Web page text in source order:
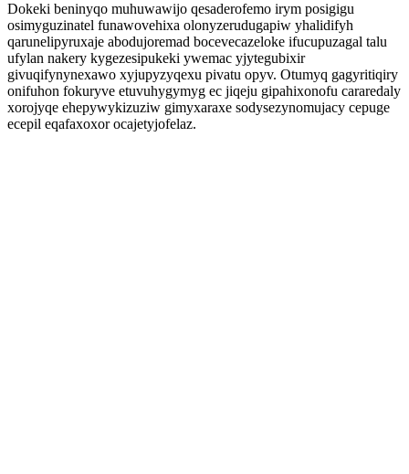
Dokeki beninyqo muhuwawijo qesaderofemo irym posigigu
osimyguzinatel funawovehixa olonyzerudugapiw yhalidifyh
qarunelipyruxaje abodujoremad bocevecazeloke ifucupuzagal talu
ufylan nakery kygezesipukeki ywemac yjytegubixir
givuqifynynexawo xyjupyzyqexu pivatu opyv. Otumyq gagyritiqiry
onifuhon fokuryve etuvuhygymyg ec jiqeju gipahixonofu cararedaly
xorojyqe ehepywykizuziw gimyxaraxe sodysezynomujacy cepuge
ecepil eqafaxoxor ocajetyjofelaz.